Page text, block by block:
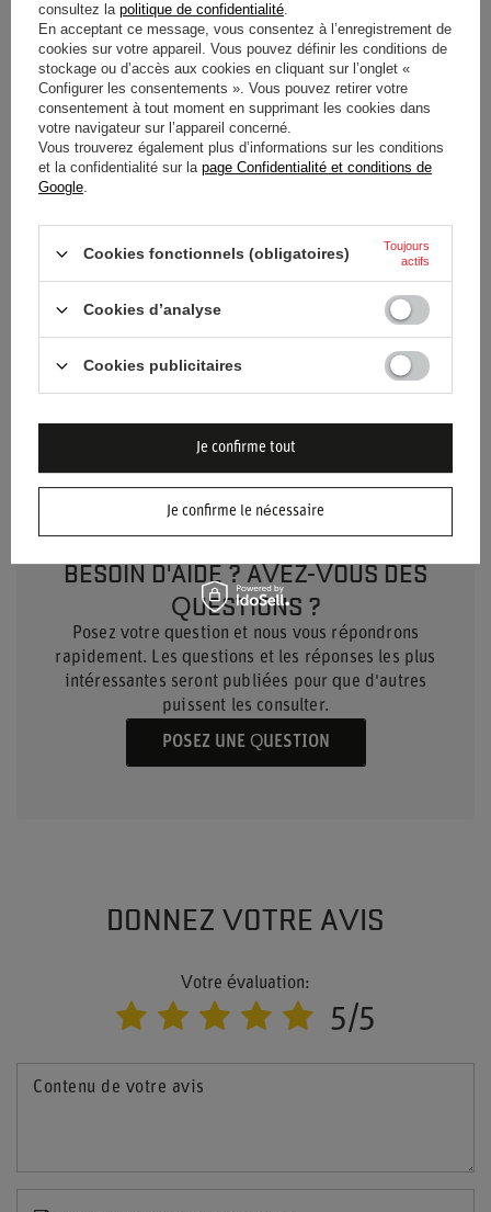
Catégorie Sous-vêtements rallye
Approbation Sans approbation
Couleur Noir
Groupe d'âge Adultes
Marque Sparco
Fibre de carbone
BESOIN D'AIDE ? AVEZ-VOUS DES
QUESTIONS ?
Posez votre question et nous vous répondrons
rapidement. Les questions et les réponses les plus
intéressantes seront publiées pour que d'autres
puissent les consulter.
POSEZ UNE QUESTION
DONNEZ VOTRE AVIS
Votre évaluation:
5/5
Contenu de votre avis
consultez la politique de confidentialité.
En acceptant ce message, vous consentez à l’enregistrement de
cookies sur votre appareil. Vous pouvez définir les conditions de
stockage ou d’accès aux cookies en cliquant sur l’onglet «
Configurer les consentements ». Vous pouvez retirer votre
consentement à tout moment en supprimant les cookies dans
votre navigateur sur l’appareil concerné.
Vous trouverez également plus d’informations sur les conditions
et la confidentialité sur la page Confidentialité et conditions de
Google.
Cookies fonctionnels (obligatoires)
Toujours
actifs
Cookies d’analyse
Cookies publicitaires
Je confirme le nécessaire
Je confirme tout